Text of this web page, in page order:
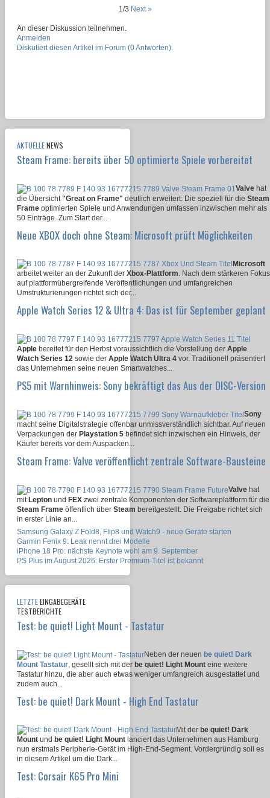
1/3 Next »
An dieser Diskussion teilnehmen.
Anmelden
Diskutiert diesen Artikel im Forum (0 Antworten).
AKTUELLENEWS
Steam Frame: bereits über 50 optimierte Spiele vorbereitet
Valve hat
die Übersicht "Great on Frame" deutlich erweitert: Die speziell für die Steam
Frame optimierten Spiele und Anwendungen umfassen inzwischen mehr als
50 Einträge. Zum Start der...
Neue XBOX doch ohne Steam: Microsoft prüft Möglichkeiten
Microsoft
arbeitet weiter an der Zukunft der Xbox-Plattform. Nach dem stärkeren Fokus
auf plattformübergreifende Veröffentlichungen und umfangreichen
Umstrukturierungen richtet sich der...
Apple Watch Series 12 & Ultra 4: Das ist für September geplant
Apple bereitet für den Herbst voraussichtlich die Vorstellung der Apple
Watch Series 12 sowie der Apple Watch Ultra 4 vor. Traditionell präsentiert
das Unternehmen seine neuen Smartwatches...
PS5 mit Warnhinweis: Sony bekräftigt das Aus der DISC-Version
Sony
macht seine Digitalstrategie offenbar unmissverständlich sichtbar. Auf neuen
Verpackungen der Playstation 5 befindet sich inzwischen ein Hinweis, der
Käufer bereits vor dem Auspacken...
Steam Frame: Valve veröffentlicht zentrale Software-Bausteine
Valve hat
mitLepton und FEX zwei zentrale Komponenten der Softwareplattform für die
Steam Frame öffentlich über Steam bereitgestellt. Die Freigabe richtet sich
in erster Linie an...
Samsung Galaxy Z Fold8, Flip8 und Watch9 - neue Geräte starten
Garmin Fenix 9: Leak nennt drei Modelle
iPhone 18 Pro: nächste Keynote wohl am 9. September
PS Plus im August 2026: Erster Premium-Titel ist bekannt
LETZTEEINGABEGERÄTE
TESTBERICHTE
Test: be quiet! Light Mount - Tastatur
Neben der neuen be quiet! Dark
Mount Tastatur , gesellt sich mit der be quiet! Light Mount eine weitere
Tastatur hinzu, die aber auch etwas weniger umfangreich ausgestattet und
zudem auch...
Test: be quiet! Dark Mount - High End Tastatur
Mit der be quiet! Dark
Mount und be quiet! Light Mount lanciert das Unternehmen aus Hamburg
nun erstmals Peripherie-Gerät im High-End-Segment. Vordergründig soll es
in diesem Artikel um die Dark...
Test: Corsair K65 Pro Mini